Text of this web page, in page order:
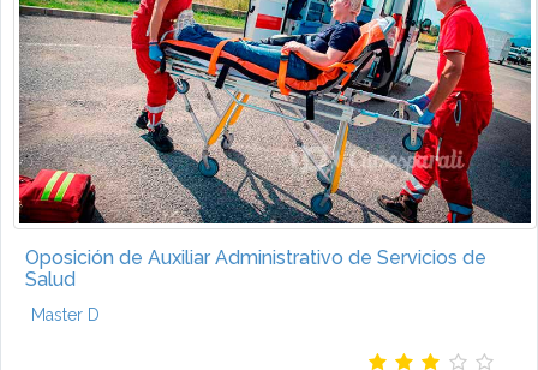
Oposición de Auxiliar Administrativo de Servicios de
Salud
Master D